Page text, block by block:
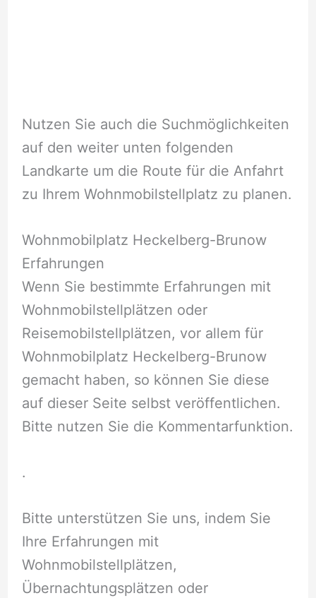
Nutzen Sie auch die Suchmöglichkeiten
auf den weiter unten folgenden
Landkarte um die Route für die Anfahrt
zu Ihrem Wohnmobilstellplatz zu planen.
Wohnmobilplatz Heckelberg-Brunow
Erfahrungen
Wenn Sie bestimmte Erfahrungen mit
Wohnmobilstellplätzen oder
Reisemobilstellplätzen, vor allem für
Wohnmobilplatz Heckelberg-Brunow
gemacht haben, so können Sie diese
auf dieser Seite selbst veröffentlichen.
Bitte nutzen Sie die Kommentarfunktion.
.
Bitte unterstützen Sie uns, indem Sie
Ihre Erfahrungen mit
Wohnmobilstellplätzen,
Übernachtungsplätzen oder